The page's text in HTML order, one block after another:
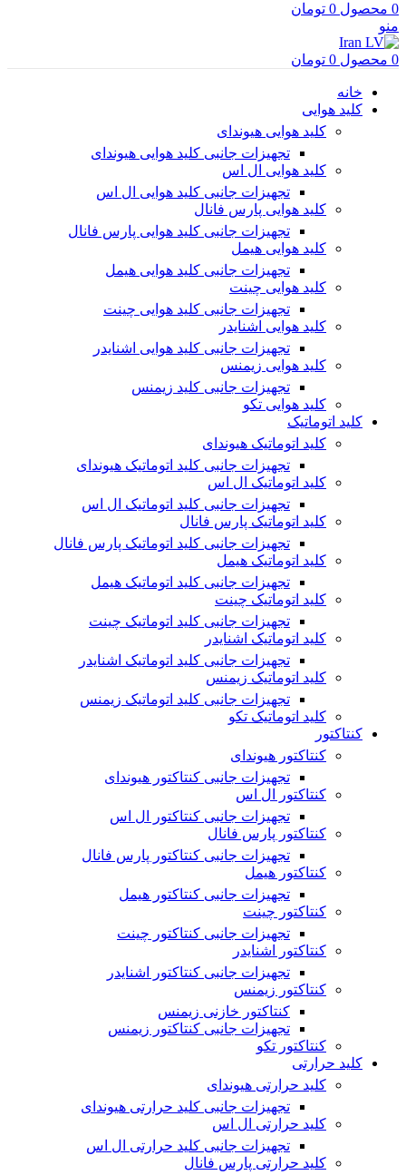
0 محصول 0 تومان
منو
0 محصول 0 تومان
خانه
کلید هوایی
کلید هوایی هیوندای
تجهیزات جانبی کلید هوایی هیوندای
کلید هوایی ال اس
تجهیزات جانبی کلید هوایی ال اس
کلید هوایی پارس فانال
تجهیزات جانبی کلید هوایی پارس فانال
کلید هوایی هیمل
تجهیزات جانبی کلید هوایی هیمل
کلید هوایی چینت
تجهیزات جانبی کلید هوایی چینت
کلید هوایی اشنایدر
تجهیزات جانبی کلید هوایی اشنایدر
کلید هوایی زیمنس
تجهیزات جانبی کلید زیمنس
کلید هوایی تکو
کلید اتوماتیک
کلید اتوماتیک هیوندای
تجهیزات جانبی کلید اتوماتیک هیوندای
کلید اتوماتیک ال اس
تجهیزات جانبی کلید اتوماتیک ال اس
کلید اتوماتیک پارس فانال
تجهیزات جانبی کلید اتوماتیک پارس فانال
کلید اتوماتیک هیمل
تجهیزات جانبی کلید اتوماتیک هیمل
کلید اتوماتیک چینت
تجهیزات جانبی کلید اتوماتیک چینت
کلید اتوماتیک اشنایدر
تجهیزات جانبی کلید اتوماتیک اشنایدر
کلید اتوماتیک زیمنس
تجهیزات جانبی کلید اتوماتیک زیمنس
کلید اتوماتیک تکو
کنتاکتور
کنتاکتور هیوندای
تجهیزات جانبی کنتاکتور هیوندای
کنتاکتور ال اس
تجهیزات جانبی کنتاکتور ال اس
کنتاکتور پارس فانال
تجهیزات جانبی کنتاکتور پارس فانال
کنتاکتور هیمل
تجهیزات جانبی کنتاکتور هیمل
کنتاکتور چینت
تجهیزات جانبی کنتاکتور چینت
کنتاکتور اشنایدر
تجهیزات جانبی کنتاکتور اشنایدر
کنتاکتور زیمنس
کنتاکتور خازنی زیمنس
تجهیزات جانبی کنتاکتور زیمنس
کنتاکتور تکو
کلید حرارتی
کلید حرارتی هیوندای
تجهیزات جانبی کلید حرارتی هیوندای
کلید حرارتی ال اس
تجهیزات جانبی کلید حرارتی ال اس
کلید حرارتی پارس فانال